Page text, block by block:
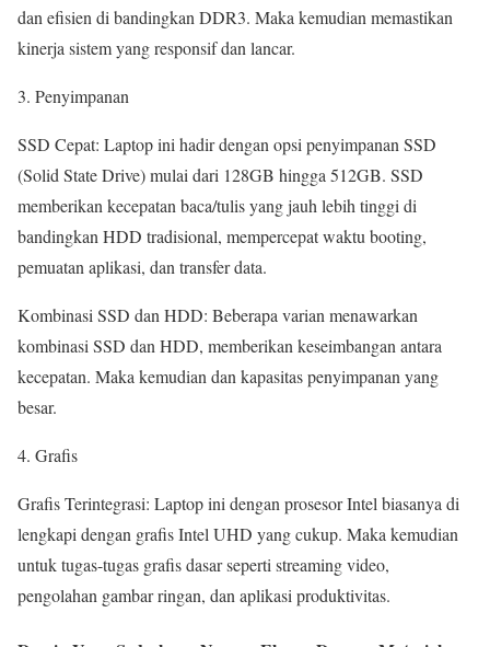
dan efisien di bandingkan DDR3. Maka kemudian memastikan
kinerja sistem yang responsif dan lancar.
3. Penyimpanan
SSD Cepat: Laptop ini hadir dengan opsi penyimpanan SSD
(Solid State Drive) mulai dari 128GB hingga 512GB. SSD
memberikan kecepatan baca/tulis yang jauh lebih tinggi di
bandingkan HDD tradisional, mempercepat waktu booting,
pemuatan aplikasi, dan transfer data.
Kombinasi SSD dan HDD: Beberapa varian menawarkan
kombinasi SSD dan HDD, memberikan keseimbangan antara
kecepatan. Maka kemudian dan kapasitas penyimpanan yang
besar.
4. Grafis
Grafis Terintegrasi: Laptop ini dengan prosesor Intel biasanya di
lengkapi dengan grafis Intel UHD yang cukup. Maka kemudian
untuk tugas-tugas grafis dasar seperti streaming video,
pengolahan gambar ringan, dan aplikasi produktivitas.